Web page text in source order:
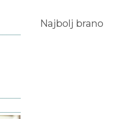
Najbolj brano